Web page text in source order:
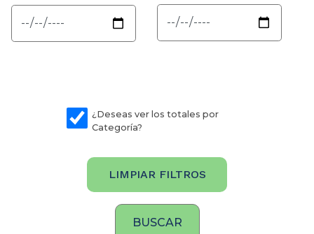
¿Deseas ver los totales por
Categoría?
LIMPIAR FILTROS